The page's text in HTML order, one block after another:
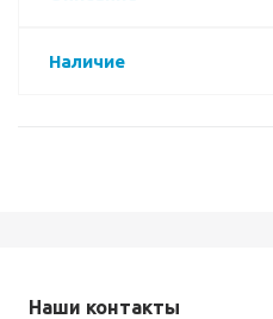
Наличие
Наши контакты